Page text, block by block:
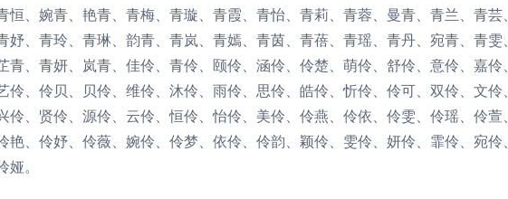
恒、婉青、艳青、青梅、青璇、青霞、青怡、青莉、青蓉、曼青、青兰、青芸、
妤、青玲、青琳、韵青、青岚、青嫣、青茵、青蓓、青瑶、青丹、宛青、青雯、
青、青妍、岚青、佳伶、青伶、颐伶、涵伶、伶楚、萌伶、舒伶、意伶、嘉伶、
伶、伶贝、贝伶、维伶、沐伶、雨伶、思伶、皓伶、忻伶、伶可、双伶、文伶、
伶、贤伶、源伶、云伶、恒伶、怡伶、美伶、伶燕、伶依、伶雯、伶瑶、伶萱、
艳、伶妤、伶薇、婉伶、伶梦、依伶、伶韵、颖伶、雯伶、妍伶、霏伶、宛伶、
。